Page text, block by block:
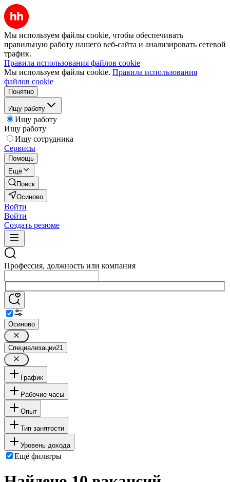
Мы используем файлы cookie, чтобы обеспечивать
правильную работу нашего веб-сайта и анализировать сетевой
трафик.
Правила использования файлов cookie
Мы используем файлы cookie. Правила использования
файлов cookie
Понятно
Ищу работу
Ищу работу
Ищу работу
Ищу сотрудника
Сервисы
Помощь
Ещё
Поиск
Осиново
Войти
Войти
Создать резюме
Профессия, должность или компания
Осиново
Специализации21
График
Рабочие часы
Опыт
Тип занятости
Уровень дохода
Ещё фильтры